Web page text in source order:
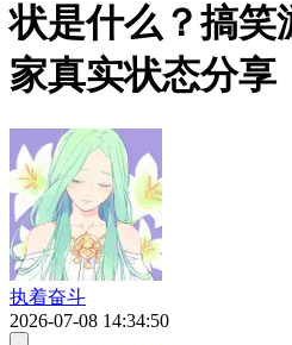
状是什么？搞笑
家真实状态分享
执着奋斗
2026-07-08 14:34:50